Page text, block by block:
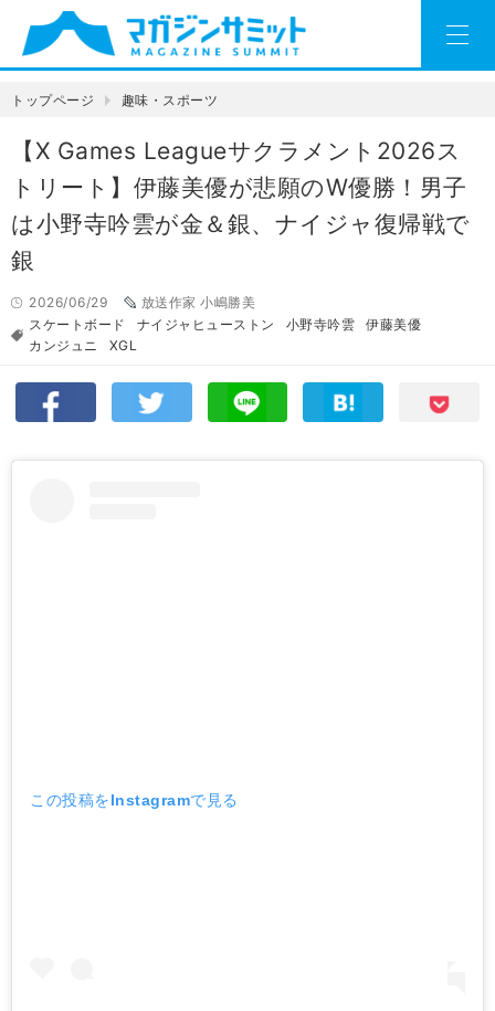
トップページ 趣味・スポーツ
【X Games Leagueサクラメント2026ス
トリート】伊藤美優が悲願のW優勝！男子
は小野寺吟雲が金＆銀、ナイジャ復帰戦で
銀
2026/06/29
放送作家 小嶋勝美
スケートボード
ナイジャヒューストン 小野寺吟雲
伊藤美優
カンジュニ
XGL
この投稿をInstagramで見る